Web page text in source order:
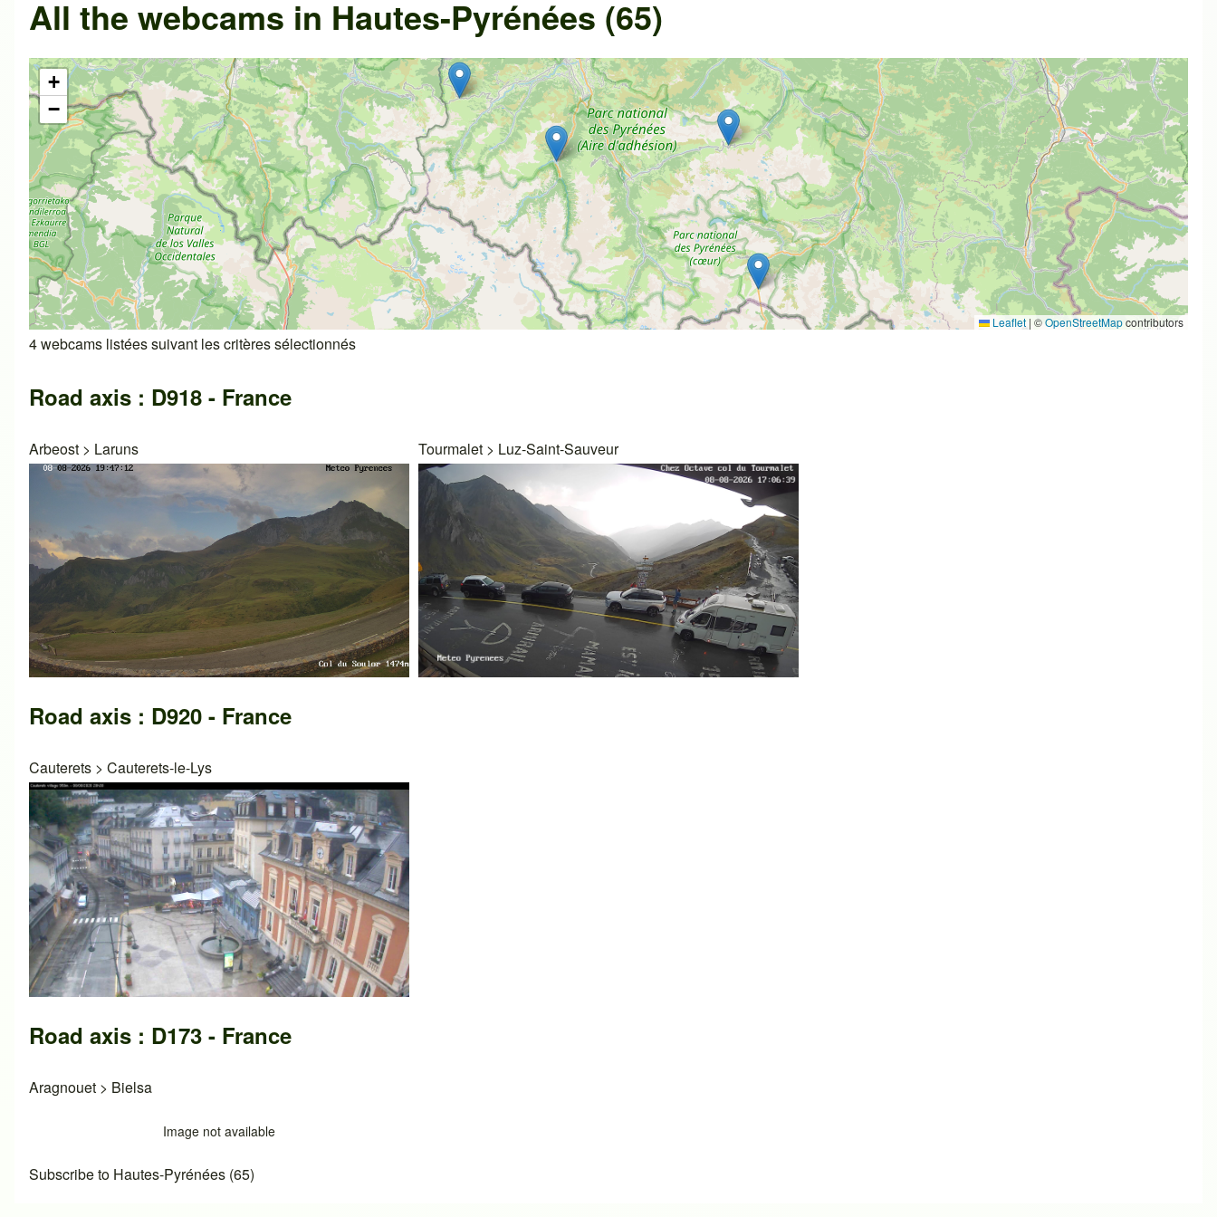
All the webcams in Hautes-Pyrénées (65)
+
−
Leaflet | ©OpenStreetMapcontributors
4 webcams listées suivant les critères sélectionnés
Road axis : D918 - France
Arbeost > Laruns Tourmalet > Luz-Saint-Sauveur
Road axis : D920 - France
Cauterets > Cauterets-le-Lys
Road axis : D173 - France
Aragnouet > Bielsa
Image not available
Subscribe to Hautes-Pyrénées (65)